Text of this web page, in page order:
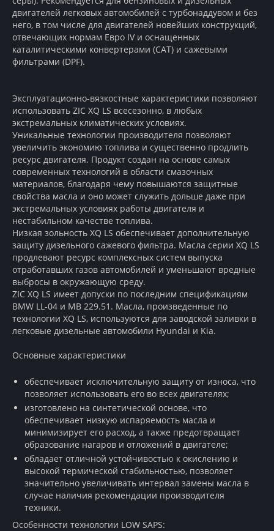
двигателей легковых автомобилей с турбонаддувом и без
него, в том числе для двигателей новейших конструкций,
отвечающих нормам Евро IV и оснащенных
каталитическими конвертерами (CAT) и сажевыми
фильтрами (DPF).
Эксплуатационно-вязкостные характеристики позволяют
использовать ZIC XQ LS всесезонно, в любых
экстремальных климатических условиях.
Уникальные технологии производителя позволяют
увеличить экономию топлива и существенно продлить
ресурс двигателя. Продукт создан на основе самых
современных технологий в области смазочных
материалов, благодаря чему повышаются защитные
свойства масла и оно может служить дольше даже при
экстремальных условиях работы двигателя и
нестабильном качестве топлива.
Низкая зольность XQ LS обеспечивает дополнительную
защиту дизельного сажевого фильтра. Масла серии XQ LS
продлевают ресурс комплексных систем выпуска
отработавших газов автомобилей и уменьшают вредные
выбросы в окружающую среду.
ZIC XQ LS имеет допуски по последним спецификациям
BMW LL-04 и MB 229.51. Масла, произведенные по
технологии XQ LS, используются для заводской заливки в
легковые дизельные автомобили Hyundai и Kia.
Основные характеристики
обеспечивает исключительную защиту от износа, что
позволяет использовать его во всех двигателях;
изготовлено на синтетической основе, что
обеспечивает низкую испаряемость масла и
минимизирует его расход, а также предотвращает
образование нагаров и отложений в двигателе;
обладает отличной устойчивостью к окислению и
высокой термической стабильностью, позволяет
значительно увеличивать интервал замены масла в
случае наличия рекомендации производителя
техники.
Особенности технологии LOW SAPS: